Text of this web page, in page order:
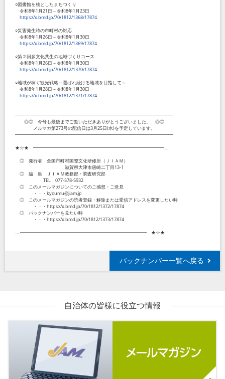
○図書館を核としたまちづくり
令和8年1月21日－令和8年1月23日
https://x.bmd.jp/70/1812/1368/17874
○災害発生時の市町村の対応
令和8年1月26日－令和8年1月30日
https://x.bmd.jp/70/1812/1369/17874
○第２回多文化共生の地域づくりコース
令和8年1月26日－令和8年1月30日
https://x.bmd.jp/70/1812/1370/17874
○地域が稼ぐ観光戦略～選ばれ続ける地域を目指して～
令和8年1月28日－令和8年1月30日
https://x.bmd.jp/70/1812/1371/17874
━━━━━━━━━━━━━━━━━━━━━━━━━━━━━━━━━━━
◎◎ 今号も最後までご覧いただきありがとうございました。 ◎◎
メルマガ第273号の配信日は3月25日(水)を予定しています。
━━━━━━━━━━━━━━━━━━━━━━━━━━━━━━━━━━━
★☆★ ━━━━━━━━━━━━━━━━━━━━━━━━━━━━━...‥
◎ 発行者 全国市町村国際文化研修所（ＪＩＡＭ）
滋賀県大津市唐崎二丁目13-1
◎ 編 集 ＪＩＡＭ教務部・調査研究部
TEL
077-578-5932
◎ このメールマガジンについてのご感想・ご意見
・・・ kyoumu@jiam.jp
◎ このメールマガジンの読者登録・解除または受信アドレスを変更したい時
・・・ https://x.bmd.jp/70/1812/1372/17874
◎ バックナンバーを見たい時
・・・ https://x.bmd.jp/70/1812/1373/17874
‥...━━━━━━━━━━━━━━━━━━━━━━━━━━━━ ★☆★
バックナンバー一覧へ戻る
自治体の皆様に役立つ情報